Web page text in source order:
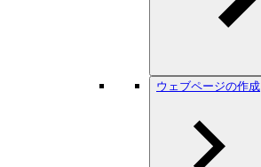
ウェブページの作成